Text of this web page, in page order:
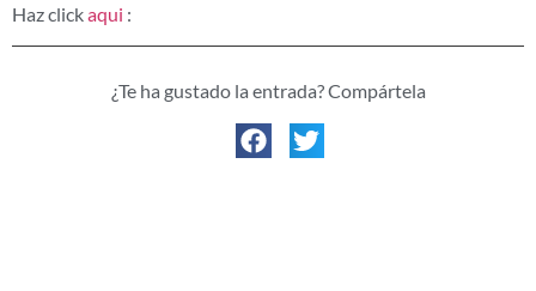
Haz clickaqui :
¿Te ha gustado la entrada? Compártela